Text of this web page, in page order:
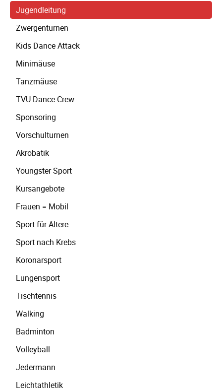
Jugendleitung
Zwergenturnen
Kids Dance Attack
Minimäuse
Tanzmäuse
TVU Dance Crew
Sponsoring
Vorschulturnen
Akrobatik
Youngster Sport
Kursangebote
Frauen = Mobil
Sport für Ältere
Sport nach Krebs
Koronarsport
Lungensport
Tischtennis
Walking
Badminton
Volleyball
Jedermann
Leichtathletik